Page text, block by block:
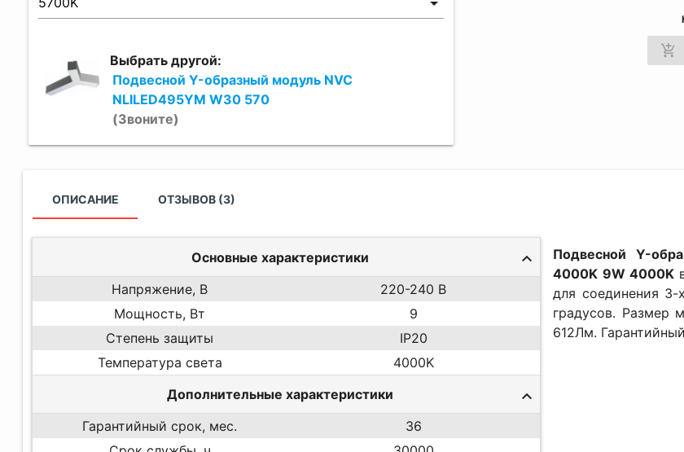
Выбрать другой:
Подвесной Y-образный модуль NVC
NLILED495YM W30 570
(Звоните)
add_shopping_cart
ОПИСАНИЕ ОТЗЫВОВ (3)
Основные характеристики
Напряжение, В
220-240 В
Мощность, Вт
9
Степень защиты
IP20
Температура света
4000K
Дополнительные характеристики
Гарантийный срок, мес.
36
Подвесной Y-
4000K 9W 4000K
для соединения 3-
градусов. Размер
612Лм.